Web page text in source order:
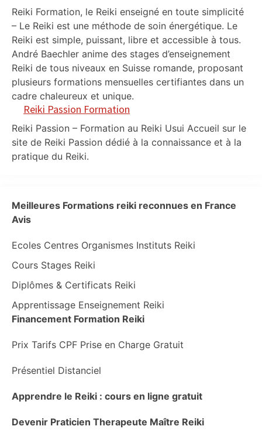
Reiki Formation, le Reiki enseigné en toute simplicité
– Le Reiki est une méthode de soin énergétique. Le
Reiki est simple, puissant, libre et accessible à tous.
André Baechler anime des stages d’enseignement
Reiki de tous niveaux en Suisse romande, proposant
plusieurs formations mensuelles certifiantes dans un
cadre chaleureux et unique.
Reiki Passion Formation
Reiki Passion – Formation au Reiki Usui Accueil sur le
site de Reiki Passion dédié à la connaissance et à la
pratique du Reiki.
Meilleures Formations reiki reconnues en France
Avis
Ecoles Centres Organismes Instituts Reiki
Cours Stages Reiki
Diplômes & Certificats Reiki
Apprentissage Enseignement Reiki
Financement Formation Reiki
Prix Tarifs CPF Prise en Charge Gratuit
Présentiel Distanciel
Apprendre le Reiki : cours en ligne gratuit
Devenir Praticien Therapeute Maître Reiki